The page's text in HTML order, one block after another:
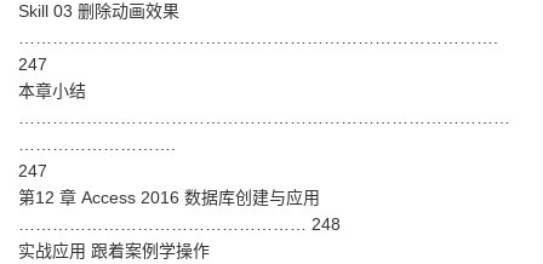
Skill 03 删除动画效果
247
本章小结
247
第12 章 Access 2016 数据库创建与应用
…………………………………………… 248
实战应用 跟着案例学操作